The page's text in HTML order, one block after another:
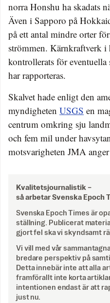
norra Honshu ha skadats
Även i Sapporo på
på ett antal mindre orter
strömmen. Kärnkraftverk i
kontrollerats för eventuella
har rapporteras.
Skalvet hade enligt den
myndigheten USGS en
centrum omkring sju
och fem mil under
motsvarigheten JMA
Kvalitetsjournalistik –
så arbetar Svenska Epoch
Svenska Epoch Times är
ställning. Publicerat
gjort fel ska vi skyndsamt
Vi vill med vår
bredare perspektiv på
Detta innebär inte att alla
framförallt inte korta
intentionen endast är att
just nu.